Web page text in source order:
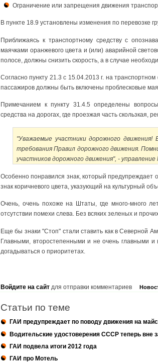
Ограничение или запрещения движения
В пункте 18.9 установлены изменения по перевозке
Приближаясь к транспортному средству с
маячками оранжевого цвета и (или) аварийной
полосе, должны снизить скорость, а в случае
Согласно пункту 21.3 с 15.04.2013 г. на
пассажиров должны быть включены проблесковые
Примечанием к пункту 31.4.5 определены
средства на дорогах, где проезжая часть
"Уважаемые участники дорожного
требования Правил дорожного движения.
участников дорожного движения", -
Особенно понравился знак, который предупреждает
знак коричневого цвета, указующий на культурный
Очень, очень похоже на Штаты, где много-много
отсутствии помехи слева. Без всяких зеленых и
Еще бы знаки "Стоп" стали ставить как в Северной
Главными, второстепенными и не очень главными и
догадываться о приоритетах.
Войдите на сайт для отправки комментариев
Статьи по теме
ГАИ предупреждает по поводу движения на
Водительские удостоверения СССР теперь вне
ГАИ подвела итоги 2012 года
ГАИ про Мотель